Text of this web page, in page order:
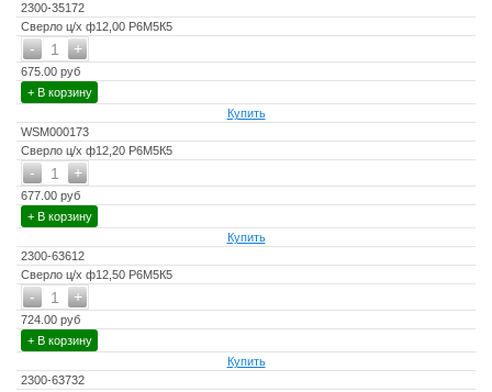
2300-35172
Сверло ц/х ф12,00 Р6М5К5
+
- 1
675.00 руб
+ В корзину
Купить
WSM000173
Сверло ц/х ф12,20 Р6М5К5
+
- 1
677.00 руб
+ В корзину
Купить
2300-63612
Сверло ц/х ф12,50 Р6М5К5
+
- 1
724.00 руб
+ В корзину
Купить
2300-63732